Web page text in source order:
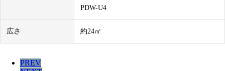
PDW-U4
広さ 約24㎡
PREV